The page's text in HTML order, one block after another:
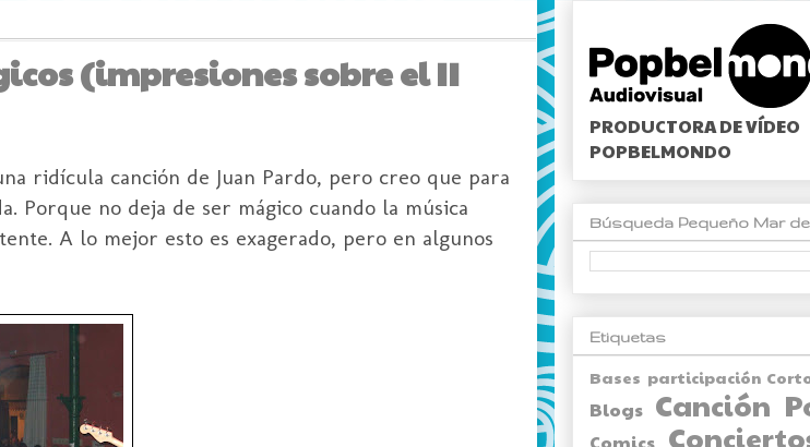
(impresiones sobre el II
ridícula canción de Juan Pardo, pero creo que para
Porque no deja de ser mágico cuando la música
A lo mejor esto es exagerado, pero en algunos
PRODUCTORA DE VÍDEO
POPBELMONDO
Búsqueda Pequeño Mar
Etiquetas
Bases participación
Blogs Canción